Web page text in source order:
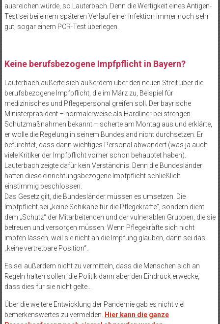
ausreichen würde, so Lauterbach. Denn die Wertigkeit eines Antigen-
Test sei bei einem späteren Verlauf einer Infektion immer noch sehr
gut, sogar einem PCR-Test überlegen.
Keine berufsbezogene Impfpflicht in Bayern?
Lauterbach äußerte sich außerdem über den neuen Streit über die
berufsbezogene Impfpflicht, die im März zu, Beispiel für
medizinisches und Pflegepersonal greifen soll. Der bayrische
Ministerpräsident – normalerweise als Hardliner bei strengen
Schutzmaßnahmen bekannt – scherte am Montag aus und erklärte,
er wolle die Regelung in seinem Bundesland nicht durchsetzen. Er
befürchtet, dass dann wichtiges Personal abwandert (was ja auch
viele Kritiker der Impfpflicht vorher schon behauptet haben).
Lauterbach zeigte dafür kein Verständnis. Denn die Bundesländer
hatten diese einrichtungsbezogene Impfpflicht schließlich
einstimmig beschlossen.
Das Gesetz gilt, die Bundesländer müssen es umsetzen. Die
Impfpflicht sei „keine Schikane für die Pflegekräfte“, sondern dient
dem „Schutz“ der Mitarbeitenden und der vulnerablen Gruppen, die sie
betreuen und versorgen müssen. Wenn Pflegekräfte sich nicht
impfen lassen, weil sie nicht an die Impfung glauben, dann sei das
„keine vertretbare Position“.
Es sei außerdem nicht zu vermitteln, dass die Menschen sich an
Regeln halten sollen, die Politik dann aber den Eindruck erwecke,
dass dies für sie nicht gelte…
Über die weitere Entwicklung der Pandemie gab es nicht viel
bemerkenswertes zu vermelden. Hier kann die ganze